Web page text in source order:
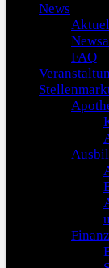
News
FAQ